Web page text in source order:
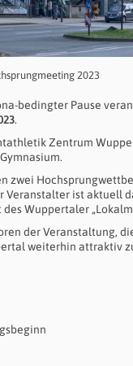
2023
bedingter Pause
.
Zentrum
zwei
Veranstalter ist aktuell
Wuppertaler
der Veranstaltung,
weiterhin attraktiv